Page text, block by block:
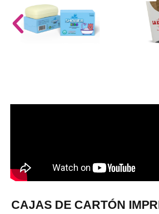
CAJAS DE CARTÓN